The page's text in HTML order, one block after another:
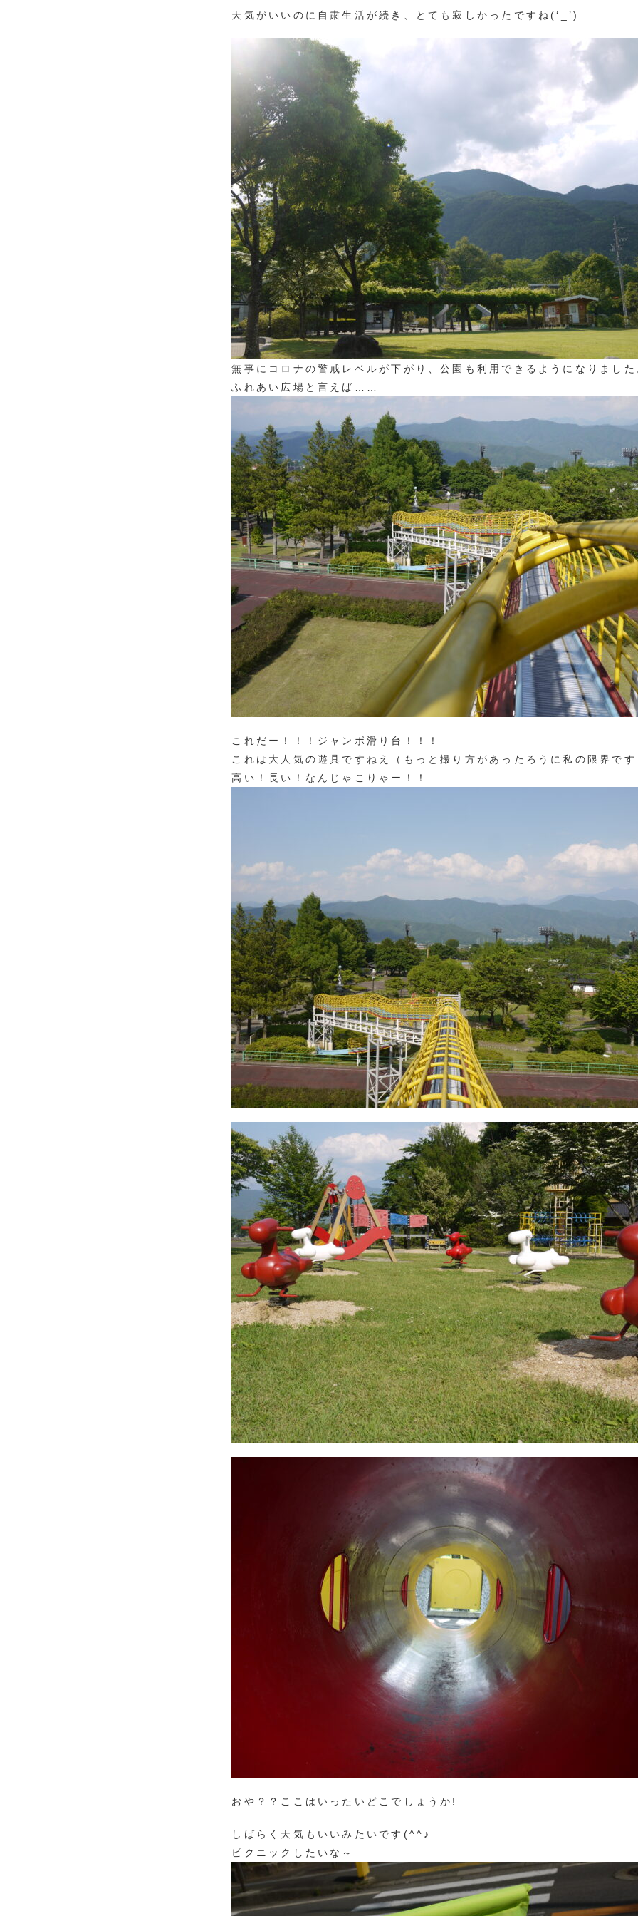
天気がいいのに自粛生活が続き、とても寂しかったですね(‘_’)
無事にコロナの警戒レベルが下がり、公園も利用できるようになりまし
ふれあい広場と言えば……
これだー！！！ジャンボ滑り台！！！
これは大人気の遊具ですねえ（もっと撮り方があったろうに私の限界で
高い！長い！なんじゃこりゃー！！
おや？？ここはいったいどこでしょうか!
しばらく天気もいいみたいです(^^♪
ピクニックしたいな～